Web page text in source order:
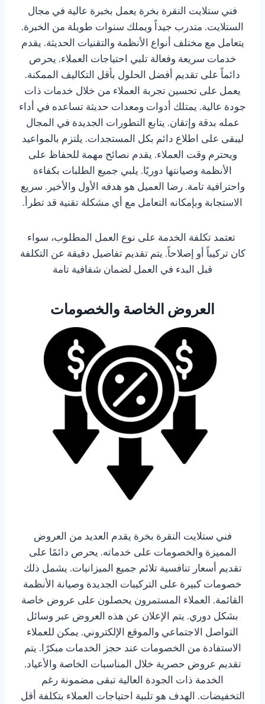
فني ستلايت النقرة بخرة يعمل بخبرة عالية في مجال
الستلايت. متدرب جيداً ويملك سنوات طويلة من الخبرة.
يتعامل مع مختلف أنواع الأنظمة والتقنيات الحديثة. يقدم
خدمات سريعة وفعالة تلبي احتياجات العملاء. يحرص
دائماً على تقديم أفضل الحلول بأقل التكاليف الممكنة.
يعمل على تحسين تجربة العملاء من خلال خدمات ذات
جودة عالية. يمتلك أدوات ومعدات حديثة تساعده في أداء
عمله بدقة وإتقان. يتابع التطورات الجديدة في المجال
ليبقى على اطلاع دائم بكل المستجدات. يلتزم بالمواعيد
ويحترم وقت العملاء. يقدم نصائح مهمة للحفاظ على
الأنظمة وصيانتها دوريًا. يلبي جميع الطلبات بكفاءة
واحترافية تامة. رضا العميل هو هدفه الأول والأخير. سريع
الاستجابة وبإمكانه التعامل مع أي مشكلة تقنية قد تطرأ.
تعتمد تكلفة الخدمة على نوع العمل المطلوب، سواء
كان تركيباً أو إصلاحاً. يتم تقديم تفاصيل دقيقة عن التكلفة
قبل البدء في العمل لضمان شفافية تامة
العروض الخاصة والخصومات
فني ستلايت النقرة بخرة يقدم العديد من العروض
المميزة والخصومات على خدماته. يحرص دائمًا على
تقديم أسعار تنافسية تلائم جميع الميزانيات. يشمل ذلك
خصومات كبيرة على التركيبات الجديدة وصيانة الأنظمة
القائمة. العملاء المستمرون يحصلون على عروض خاصة
بشكل دوري. يتم الإعلان عن هذه العروض عبر وسائل
التواصل الاجتماعي والموقع الإلكتروني. يمكن للعملاء
الاستفادة من الخصومات عند حجز الخدمات مبكرًا. يتم
تقديم عروض حصرية خلال المناسبات الخاصة والأعياد.
الخدمة ذات الجودة العالية تبقى مضمونة رغم
التخفيضات. الهدف هو تلبية احتياجات العملاء بتكلفة أقل